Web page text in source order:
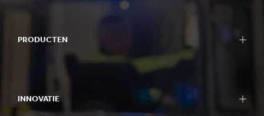
PRODUCTEN
INNOVATIE